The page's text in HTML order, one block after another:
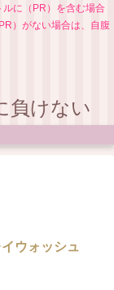
に（PR）を含む場合
）がない場合は、自腹
負けない
イウォッシュ